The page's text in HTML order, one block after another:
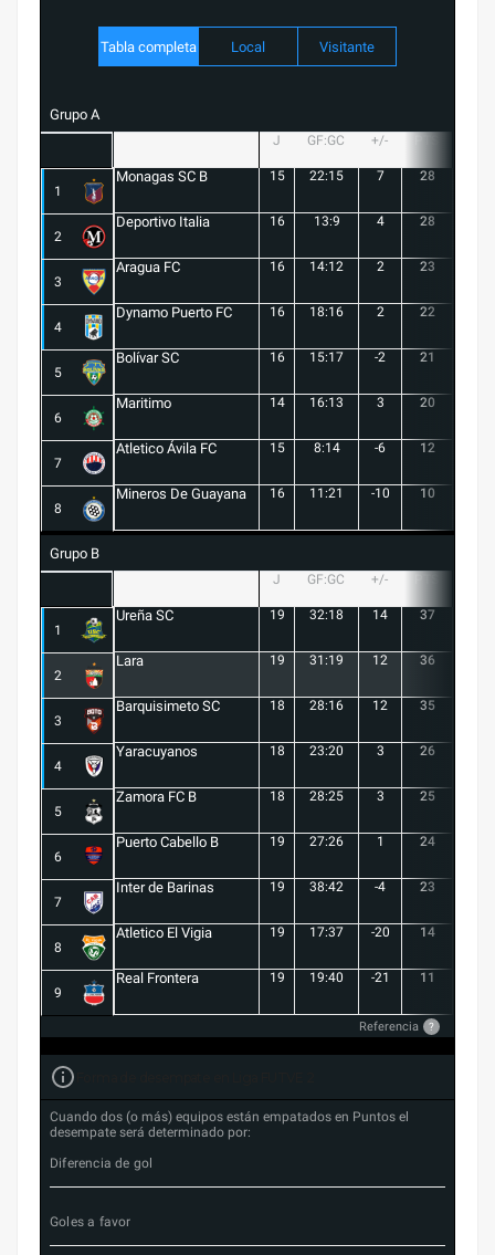
Tabla completa Local Visitante
Grupo A
J GF:GC +/-
1
Monagas SC B 15 22:15 7 28
2
Deportivo Italia 16 13:9 4 28
3
Aragua FC 16 14:12 2 23
4
Dynamo Puerto FC 16 18:16 2 22
5
Bolívar SC 16 15:17 -2 21
6
Maritimo 14 16:13 3 20
7
Atletico Ávila FC 15 8:14 -6 12
8
Mineros De Guayana 16 11:21 -10 10
Grupo B
J GF:GC +/-
1
Ureña SC 19 32:18 14 37
2
Lara 19 31:19 12 36
3
Barquisimeto SC 18 28:16 12 35
4
Yaracuyanos 18 23:20 3 26
5
Zamora FC B 18 28:25 3 25
6
Puerto Cabello B 19 27:26 1 24
7
Inter de Barinas 19 38:42 -4 23
8
Atletico El Vigia 19 17:37 -20 14
9
Real Frontera 19 19:40 -21 11
Referencia ?
Cuando dos (o más) equipos están empatados en Puntos el
desempate será determinado por:
Diferencia de gol
Goles a favor